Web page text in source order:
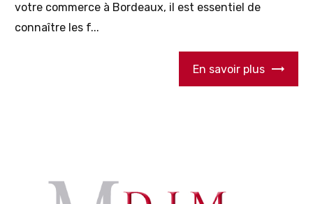
votre commerce à Bordeaux, il est essentiel de
connaître les f...
En savoir plus